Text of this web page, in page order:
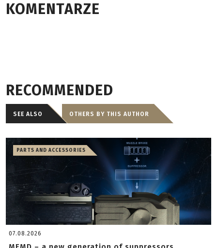
KOMENTARZE
RECOMMENDED
SEE ALSO OTHERS BY THIS AUTHOR
PARTS AND ACCESSORIES
07.08.2026